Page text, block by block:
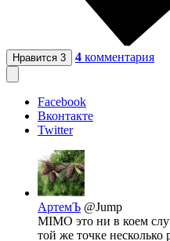
Нравится 3 4 комментария
Facebook
Вконтакте
Twitter
АртемЪ @Jump
MIMO это ни в коем
той же точке несколько